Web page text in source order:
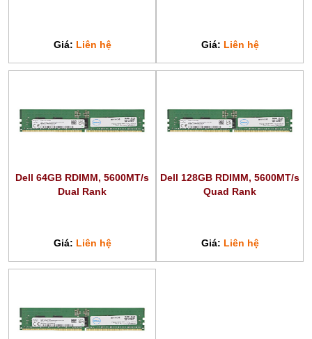
Giá: Liên hệ Giá: Liên hệ
Dell 64GB RDIMM, 5600MT/s
Dual Rank
Giá: Liên hệ
Dell 128GB RDIMM, 5600MT/s
Quad Rank
Giá: Liên hệ